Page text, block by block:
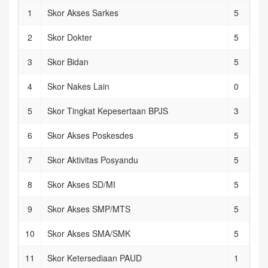
1 Skor Akses Sarkes 5
2 Skor Dokter 5
3 Skor Bidan 5
4 Skor Nakes Lain 0
5 Skor Tingkat Kepesertaan BPJS 3
6 Skor Akses Poskesdes 5
7 Skor Aktivitas Posyandu 5
8 Skor Akses SD/MI 5
9 Skor Akses SMP/MTS 5
10 Skor Akses SMA/SMK 5
11 Skor Ketersediaan PAUD 1